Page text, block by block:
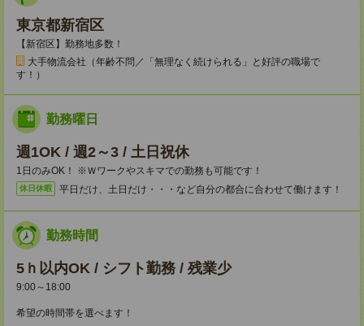
東京都新宿区
【新宿区】勤務地多数！
大手物流会社（年齢不問／「無理なく続けられる」と好評の職場で
す！）
勤務曜日
週1OK / 週2～3 / 土日祝休
1日のみOK！ ※Ｗワークやスキマでの勤務も可能です！
休日休暇 平日だけ、土日だけ・・・など自分の都合に合わせて働けます！
勤務時間
5ｈ以内OK / シフト勤務 / 残業少
9:00～18:00
希望の時間帯を選べます！